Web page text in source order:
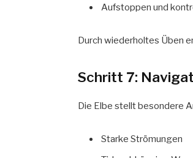
Aufstoppen und
Durch wiederholtes Üben
Schritt 7:
Die Elbe stellt besondere
Starke Strömungen